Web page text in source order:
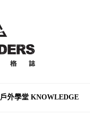
戶外學堂 KNOWLEDGE